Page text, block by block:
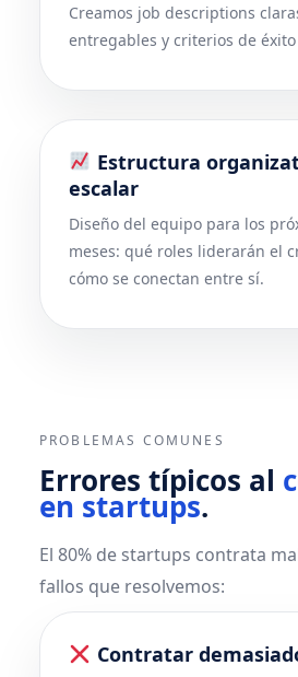
Creamos job descriptions
entregables y criterios de
Estructura
escalar
Diseño del equipo para los
meses: qué roles liderarán el
cómo se conectan entre sí.
PROBLEMAS COMUNES
Errores típicos al
en startups.
El 80% de startups contrata
fallos que resolvemos:
Contratar